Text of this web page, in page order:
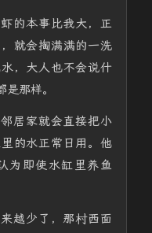
的本事比我大，正
就会掏满满的一洗
，大人也不会说什
那样。
居家就会直接把小
的水正常日用。他
为即使水缸里养鱼
越少了，那村西面